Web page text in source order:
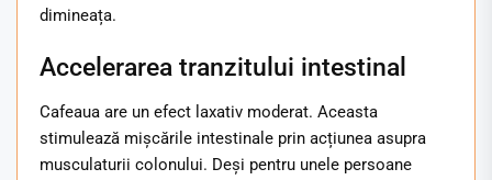
dimineața.
Accelerarea tranzitului intestinal
Cafeaua are un efect laxativ moderat. Aceasta
stimulează mișcările intestinale prin acțiunea asupra
musculaturii colonului. Deși pentru unele persoane